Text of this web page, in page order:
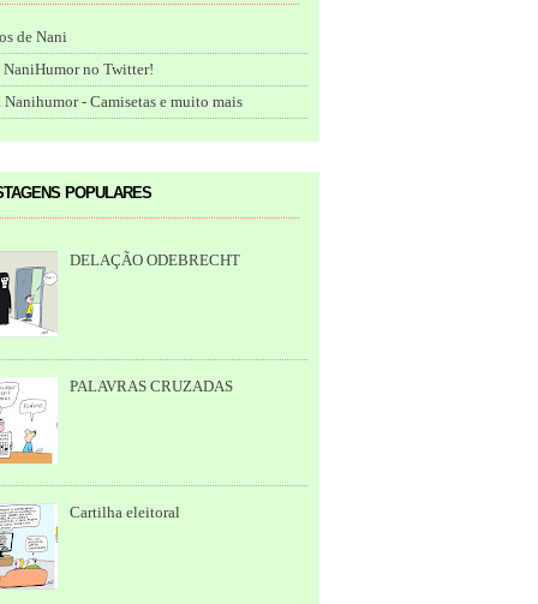
de Nani
NaniHumor no Twitter!
- Camisetas e muito mais
populares
DELAÇÃO ODEBRECHT
PALAVRAS CRUZADAS
Cartilha eleitoral